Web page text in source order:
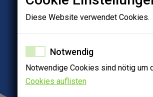
Diese Website verwendet Cookies.
Notwendig
Notwendige Cookies sind nötig um
Cookies auflisten